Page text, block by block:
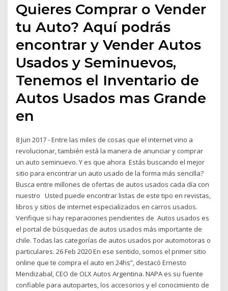
Quieres Comprar o Vender
tu Auto? Aquí podrás
encontrar y Vender Autos
Usados y Seminuevos,
Tenemos el Inventario de
Autos Usados mas Grande
en
8 Jun 2017 - Entre las miles de cosas que el internet vino a
revolucionar, también está la manera de anunciar y comprar
un auto seminuevo. Y es que ahora Estás buscando el mejor
sitio para encontrar un auto usado de la forma más sencilla?
Busca entre millones de ofertas de autos usados cada día con
nuestro Usted puede encontrar listas de este tipo en revistas,
libros y sitios de internet especializados en carros usados.
Verifique si hay reparaciones pendientes de Autos usados es
el portal de búsquedas de autos usados más importante de
chile. Todas las categorías de autos usados por automotoras o
particulares. 26 Feb 2020 En ese sentido, somos el primer sitio
online que te compra el auto en 24hs”, destacó Ernesto
Mendizabal, CEO de OLX Autos Argentina. NAPA es su fuente
confiable para autopartes, los accesorios y el conocimiento de